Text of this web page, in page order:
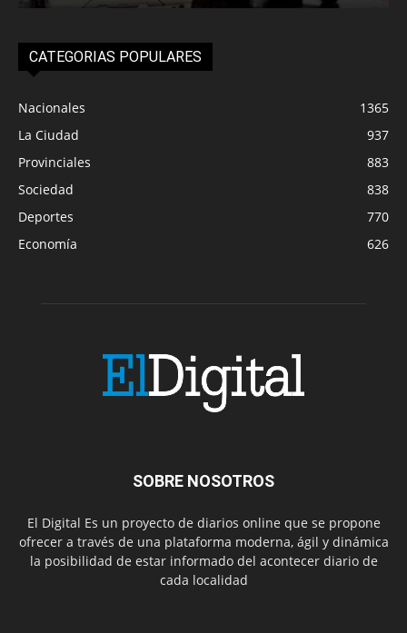
CATEGORIAS POPULARES
Nacionales
1365
La Ciudad
937
Provinciales
883
Sociedad
838
Deportes
770
Economía
626
SOBRE NOSOTROS
El Digital Es un proyecto de diarios online que se propone
ofrecer a través de una plataforma moderna, ágil y dinámica
la posibilidad de estar informado del acontecer diario de
cada localidad